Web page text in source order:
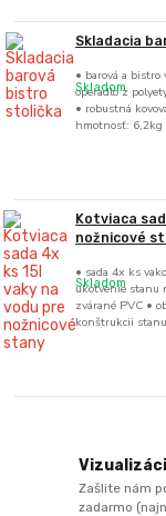
Skladacia
• barová a
operadlo z
• robustná
hmotnosť: 6,2kg
Skladom
Kotviaca
nožnicové
• sada 4x ks
ukotvenie stanu
zvárané PVC •
konštrukcii
Skladom
Zašlite nám
zadarmo